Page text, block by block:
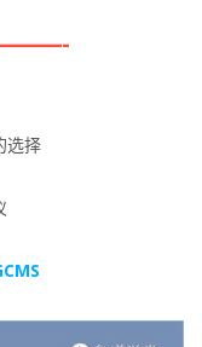
选择